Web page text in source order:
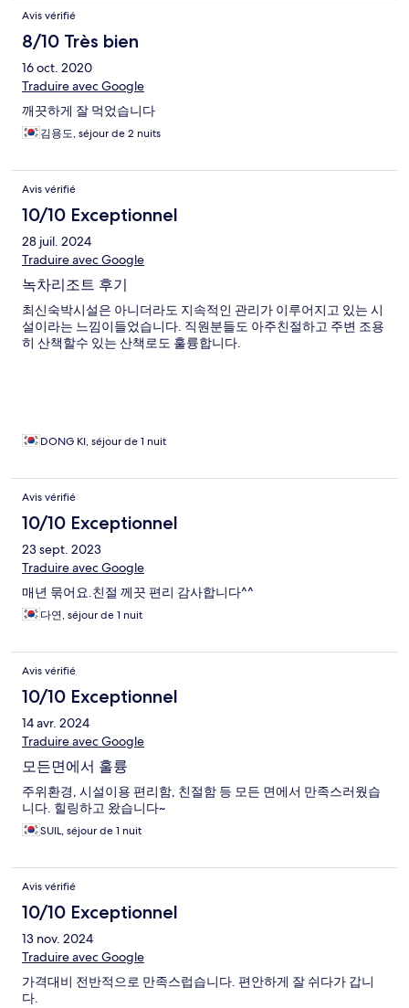
Avis vérifié
8/10 Très bien
16 oct. 2020
Traduire avec Google
깨끗하게 잘 먹었습니다
김용도, séjour de 2 nuits
Avis vérifié
10/10 Exceptionnel
28 juil. 2024
Traduire avec Google
녹차리조트 후기
최신숙박시설은 아니더라도 지속적인 관리가 이루어지고 있는 시
설이라는 느낌이들었습니다. 직원분들도 아주친절하고 주변 조용
히 산책할수 있는 산책로도 훌륭합니다.
DONG KI, séjour de 1 nuit
Avis vérifié
10/10 Exceptionnel
23 sept. 2023
Traduire avec Google
매년 묶어요.친절 께끗 편리 감사합니다^^
다연, séjour de 1 nuit
Avis vérifié
10/10 Exceptionnel
14 avr. 2024
Traduire avec Google
모든면에서 훌륭
주위환경, 시설이용 편리함, 친절함 등 모든 면에서 만족스러웠습
니다. 힐링하고 왔습니다~
SUIL, séjour de 1 nuit
Avis vérifié
10/10 Exceptionnel
13 nov. 2024
Traduire avec Google
가격대비 전반적으로 만족스럽습니다. 편안하게 잘 쉬다가 갑니
다.